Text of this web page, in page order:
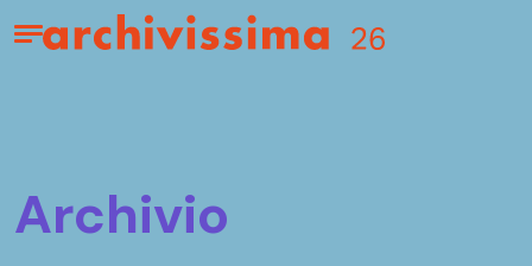
Home page
Apri il menu
archivio